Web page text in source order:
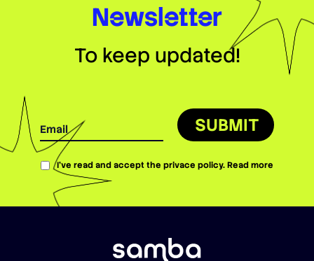
Newsletter
To keep updated!
SUBMIT
I’ve read and accept the privace policy.Read more